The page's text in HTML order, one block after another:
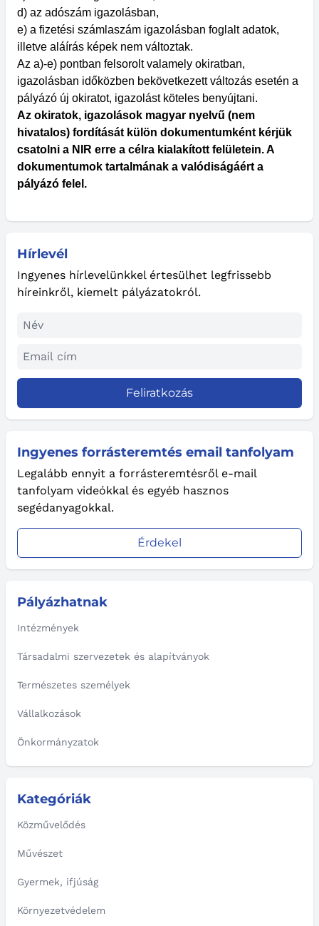
Hírlevél
Ingyenes hírlevelünkkel értesülhet legfrissebb
híreinkről, kiemelt pályázatokról.
Feliratkozás
Ingyenes forrásteremtés email tanfolyam
Legalább ennyit a forrásteremtésről e-mail
tanfolyam videókkal és egyéb hasznos
segédanyagokkal.
Érdekel
Pályázhatnak
Intézmények
Társadalmi szervezetek és alapítványok
Természetes személyek
Vállalkozások
Önkormányzatok
Kategóriák
Közművelődés
Művészet
Gyermek, ifjúság
Környezetvédelem
d) az adószám igazolásban,
e) a fizetési számlaszám igazolásban foglalt adatok,
illetve aláírás képek nem változtak.
Az a)-e) pontban felsorolt valamely okiratban,
igazolásban időközben bekövetkezett változás esetén a
pályázó új okiratot, igazolást köteles benyújtani.
Az okiratok, igazolások magyar nyelvű (nem
hivatalos) fordítását külön dokumentumként kérjük
csatolni a NIR erre a célra kialakított felületein. A
dokumentumok tartalmának a valódiságáért a
pályázó felel.